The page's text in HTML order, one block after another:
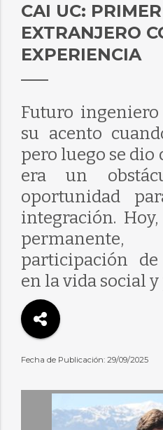
CAI UC:
EXTRANJERO
EXPERIENCIA
Futuro
su acento
pero luego se dio
era un
oportunidad
integración.
participación
en la vida social
Fecha de Publicación: 29/09/2025